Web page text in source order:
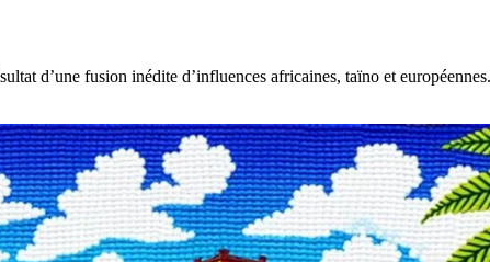
d’une fusion inédite d’influences africaines, taïno et